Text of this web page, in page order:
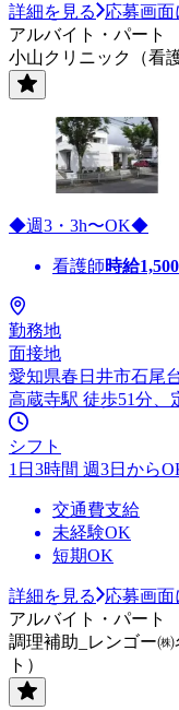
詳細を見る
応募画面
アルバイト・パート
小山クリニック（看
◆週3・3h〜OK◆
看護師時給1,500
勤務地
面接地
愛知県春日井市石尾
高蔵寺駅 徒歩51分、
シフト
1日3時間 週3日から
交通費支給
未経験OK
短期OK
詳細を見る
応募画面
アルバイト・パート
調理補助_レンゴー
ト）